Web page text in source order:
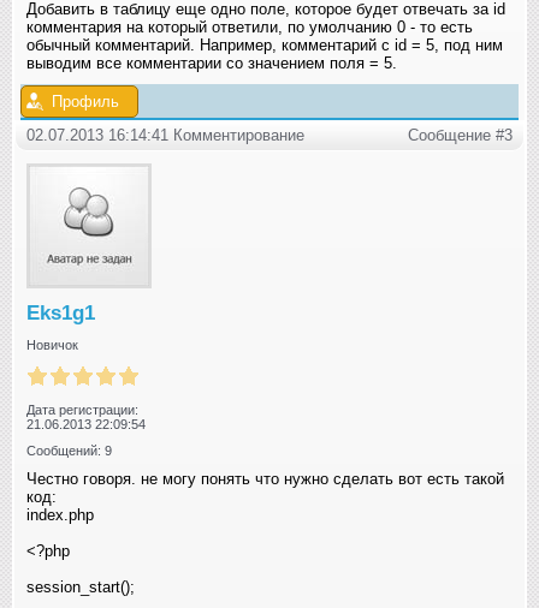
Добавить в таблицу еще одно поле, которое будет отвечать за id
комментария на который ответили, по умолчанию 0 - то есть
обычный комментарий. Например, комментарий с id = 5, под ним
выводим все комментарии со значением поля = 5.
Профиль
02.07.2013 16:14:41 Комментирование
Сообщение #3
Eks1g1
Новичок
Дата регистрации:
21.06.2013 22:09:54
Сообщений: 9
Честно говоря. не могу понять что нужно сделать вот есть такой
код:
index.php
<?php
session_start();